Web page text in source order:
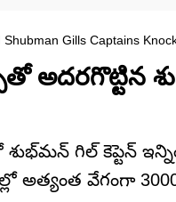
Shubman Gills Captains
శుభ్‌మన్ గిల్ కెప్టెన్
వేగంగా